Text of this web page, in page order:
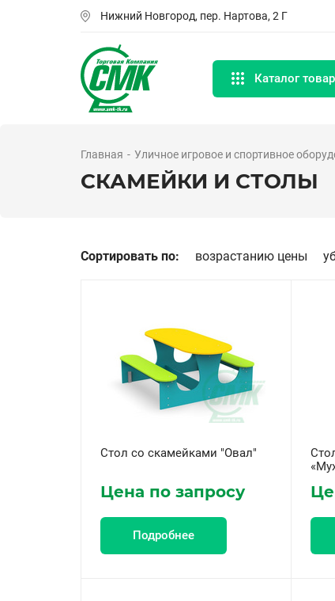
Нижний Новгород, пер. Нартова, 2 Г
Каталог
Главная Уличное игровое и спортивное
СКАМЕЙКИ И СТОЛЫ
Сортировать по: возрастанию цены
Стол со скамейками "Овал"
Цена по запросу
Подробнее